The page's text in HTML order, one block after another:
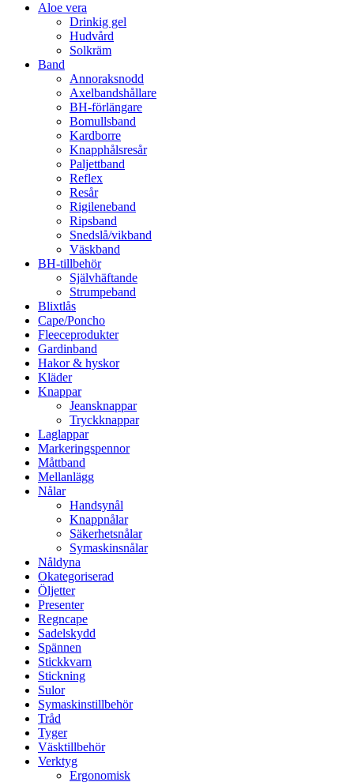
Aloe vera
Drinkig gel
Hudvård
Solkräm
Band
Annoraksnodd
Axelbandshållare
BH-förlängare
Bomullsband
Kardborre
Knapphålsresår
Paljettband
Reflex
Resår
Rigileneband
Ripsband
Snedslå/vikband
Väskband
BH-tillbehör
Självhäftande
Strumpeband
Blixtlås
Cape/Poncho
Fleeceprodukter
Gardinband
Hakor & hyskor
Kläder
Knappar
Jeansknappar
Tryckknappar
Laglappar
Markeringspennor
Måttband
Mellanlägg
Nålar
Handsynål
Knappnålar
Säkerhetsnålar
Symaskinsnålar
Nåldyna
Okategoriserad
Öljetter
Presenter
Regncape
Sadelskydd
Spännen
Stickkvarn
Stickning
Sulor
Symaskinstillbehör
Tråd
Tyger
Väsktillbehör
Verktyg
Ergonomisk